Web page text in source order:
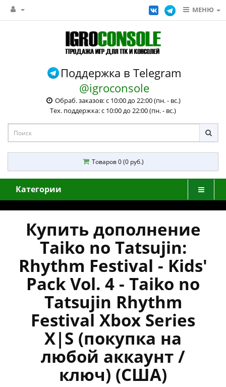
МЕНЮ
Поддержка в Telegram
@igroconsole
Обраб. заказов: с 10:00 до 22:00 (пн. - вс.)
Тех. поддержка: с 10:00 до 22:00 (пн. - вс.)
Товаров 0 (0 руб.)
Категории
Купить дополнение
Taiko no Tatsujin:
Rhythm Festival - Kids'
Pack Vol. 4 - Taiko no
Tatsujin Rhythm
Festival Xbox Series
X|S (покупка на
любой аккаунт /
ключ) (США)